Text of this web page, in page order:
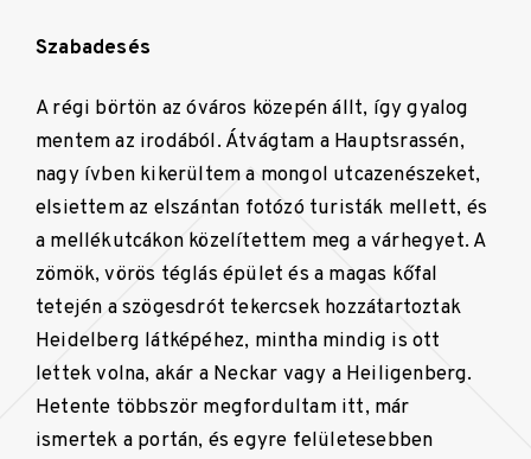
Szabadesés
A régi börtön az óváros közepén állt, így gyalog
mentem az irodából. Átvágtam a Hauptsrassén,
nagy ívben kikerültem a mongol utcazenészeket,
elsiettem az elszántan fotózó turisták mellett, és
a mellékutcákon közelítettem meg a várhegyet. A
zömök, vörös téglás épület és a magas kőfal
tetején a szögesdrót tekercsek hozzátartoztak
Heidelberg látképéhez, mintha mindig is ott
lettek volna, akár a Neckar vagy a Heiligenberg.
Hetente többször megfordultam itt, már
ismertek a portán, és egyre felületesebben